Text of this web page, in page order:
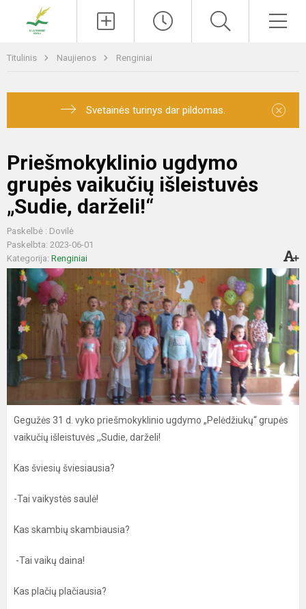
Titulinis Naujienos Renginiai
Svetainės turinys dar pildomas. ×
Priešmokyklinio ugdymo
grupės vaikučių išleistuvės
„Sudie, darželi!“
Paskelbė : Dovilė
Paskelbta: 2023-06-01
Kategorija: Renginiai
Gegužės 31 d. vyko priešmokyklinio ugdymo „Pelėdžiukų“ grupės
vaikučių išleistuvės ,,Sudie, darželi!
Kas šviesių šviesiausia?
-Tai vaikystės saulė!
Kas skambių skambiausia?
-Tai vaikų daina!
Kas plačių plačiausia?